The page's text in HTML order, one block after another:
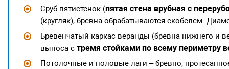
Сруб пятистенок (пятая стена врубная с
(кругляк), бревна обрабатываются скобелем.
Бревенчатый каркас веранды (бревна нижнего и
выноса с тремя стойками по всему периметру
Потолочные и половые лаги – бревно,